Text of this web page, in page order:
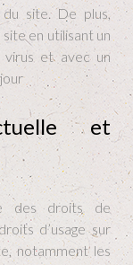
du site. De plus,
site en utilisant un
et avec un
et
des droits de
d’usage sur
notamment les